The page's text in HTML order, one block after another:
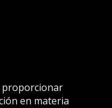
proporcionar
en materia